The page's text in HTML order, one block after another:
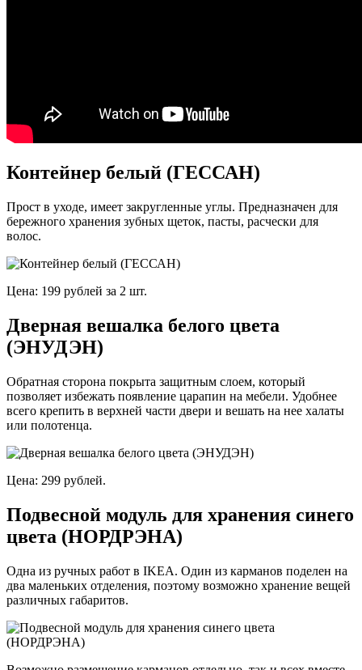
Контейнер белый (ГЕССАН)
Прост в уходе, имеет закругленные углы. Предназначен для
бережного хранения зубных щеток, пасты, расчески для
волос.
Цена: 199 рублей за 2 шт.
Дверная вешалка белого цвета
(ЭНУДЭН)
Обратная сторона покрыта защитным слоем, который
позволяет избежать появление царапин на мебели. Удобнее
всего крепить в верхней части двери и вешать на нее халаты
или полотенца.
Цена: 299 рублей.
Подвесной модуль для хранения синего
цвета (НОРДРЭНА)
Одна из ручных работ в IKEA. Один из карманов поделен на
два маленьких отделения, поэтому возможно хранение вещей
различных габаритов.